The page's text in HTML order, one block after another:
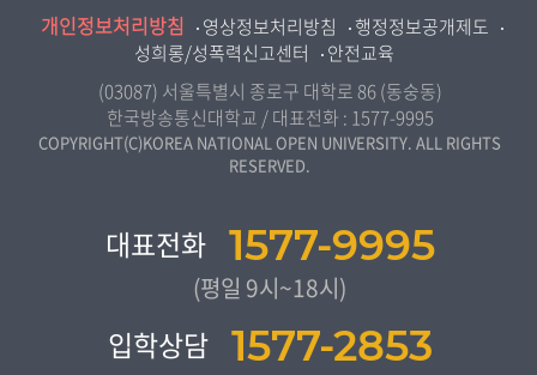
미디어영상학과
도시콘텐츠·관광학과
사회복지연계전공
사회복지학과
통계•데이터과학과
전북지역대학
경남지역대학
제주지역대학
인권센터
교원양성지원센터
개인정보처리방침 영상정보처리방침
행정정보공개제도
성희롱/성폭력신고센터
안전교육
(03087) 서울특별시 종로구 대학로 86 (동숭동)
한국방송통신대학교 / 대표전화 : 1577-9995
COPYRIGHT(C)KOREA NATIONAL OPEN UNIVERSITY. ALL RIGHTS
RESERVED.
대표전화 1577-9995
(평일 9시~18시)
입학상담 1577-2853